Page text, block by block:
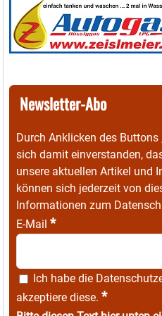
Newsletter-Abo
Durch Anklicken des Buttons
sich damit einverstanden,
unsere aktuellen Artikel und
können sich jederzeit von
Informationen zum
E-Mail *
Ich habe die
akzeptiere diese. *